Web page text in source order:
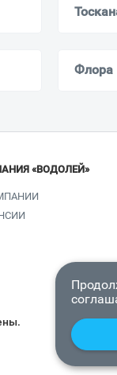
Флора
«ВОДОЛЕЙ»